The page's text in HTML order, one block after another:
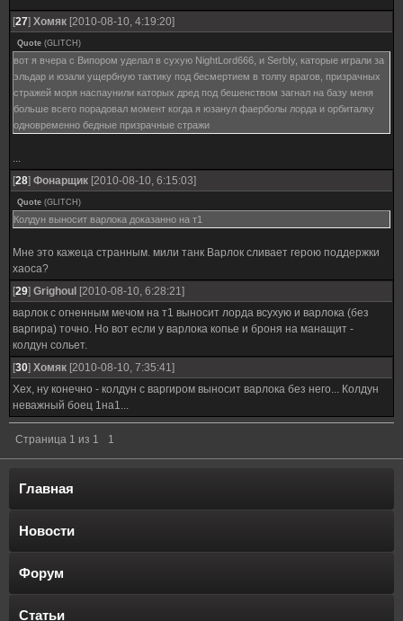
[27] Хомяк [2010-08-10, 4:19:20]
Quote (GLITCH )
вот я вчера с Випором уделал в сухую NightLord666, и SerbIy, каторые играли за
эльдар и юзали ущербную тактику под бесмертием в толпу врагов, призрачных
стражей моря наспаунили каторых дред под бешенством загнал на базу меня
больше всего порадовал момент когда я юзанул фаерболы лорда и орбиталку
одновременно бедные призрачные стражи
...
[28] Фонарщик [2010-08-10, 6:15:03]
Quote (GLITCH )
Колдун выносит варлока доказанно на т1
Мне это кажеца странным. мили танк Варлок сливает герою поддержки
хаоса?
[29] Grighoul [2010-08-10, 6:28:21]
варлок с огненным мечом на т1 выносит лорда всухую и варлока (без
варгира) точно. Но вот если у варлока копье и броня на манащит -
колдун сольет.
[30] Хомяк [2010-08-10, 7:35:41]
Хех, ну конечно - колдун с варгиром выносит варлока без него... Колдун
неважный боец 1на1...
Страница 1 из 1 1
Главная
Новости
Форум
Статьи